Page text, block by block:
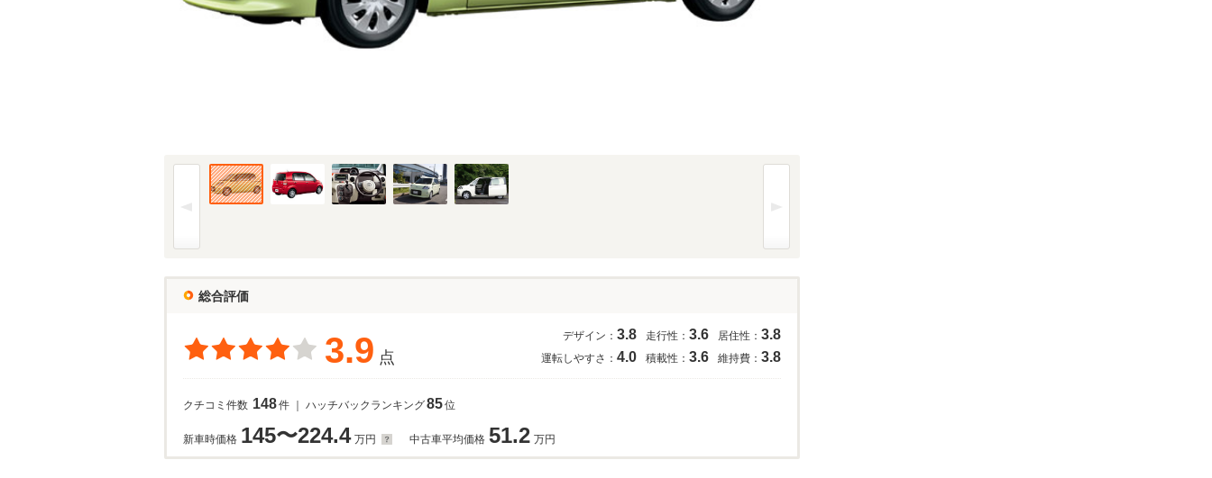
12年(H24)7月、FMC時のフロント。仕様はグレードにより異なります (1/5枚)
総合評価
3.9 点
デザイン： 3.8 走行性： 3.6 居住性： 3.8
運転しやすさ： 4.0 積載性： 3.6 維持費： 3.8
クチコミ件数 148件 ｜ ハッチバックランキング85位
新車時価格 145〜224.4 万円 中古車平均価格 51.2 万円